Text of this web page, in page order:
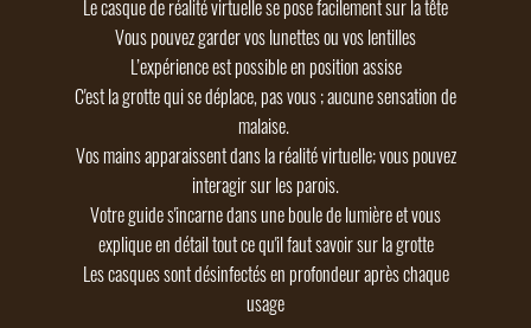
Le casque de réalité virtuelle se pose facilement sur la tête
Vous pouvez garder vos lunettes ou vos lentilles
L’expérience est possible en position assise
C'est la grotte qui se déplace, pas vous ; aucune sensation de
malaise.
Vos mains apparaissent dans la réalité virtuelle; vous pouvez
interagir sur les parois.
Votre guide s'incarne dans une boule de lumière et vous
explique en détail tout ce qu'il faut savoir sur la grotte
Les casques sont désinfectés en profondeur après chaque
usage